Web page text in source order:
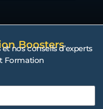
Boosters
nos conseils d’experts
Formation